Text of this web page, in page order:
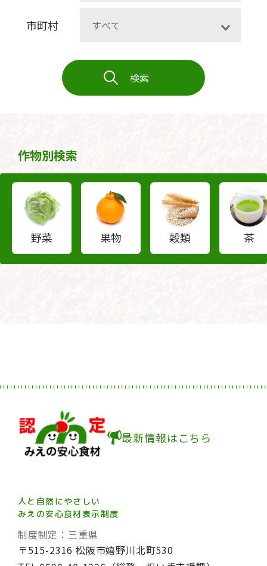
市町村
検索
作物別検索
野菜 果物 穀類 茶
最新情報はこちら
人と自然にやさしい
みえの安心食材表示制度
制度制定：三重県
〒515-2316 松阪市嬉野川北町530